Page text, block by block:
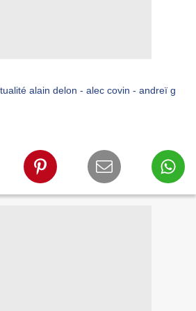
alain delon - alec covin - andreï g